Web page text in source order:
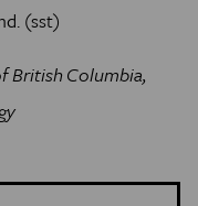
(sst)
British Columbia,